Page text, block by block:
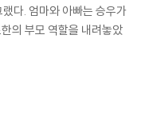
다. 엄마와 아빠는 승우가
의 부모 역할을 내려놓았